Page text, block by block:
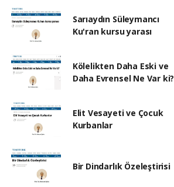
Sarıaydın Süleymancı
Ku'ran kursu yarası
Kölelikten Daha Eski ve
Daha Evrensel Ne Var ki?
Elit Vesayeti ve Çocuk
Kurbanlar
Bir Dindarlık Özeleştirisi